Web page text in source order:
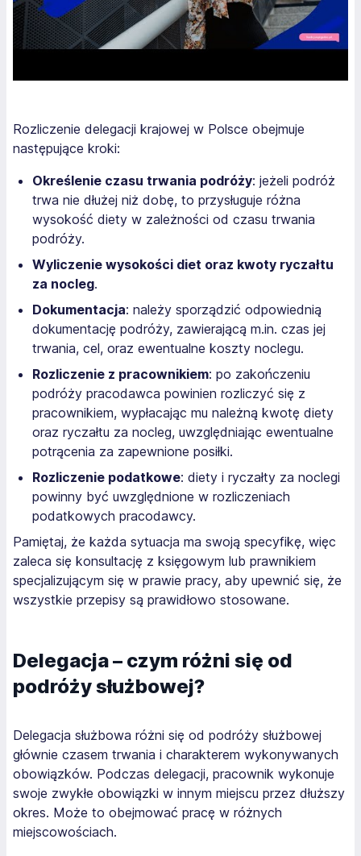
Rozliczenie delegacji krajowej w Polsce obejmuje
następujące kroki:
Określenie czasu trwania podróży: jeżeli podróż
trwa nie dłużej niż dobę, to przysługuje różna
wysokość diety w zależności od czasu trwania
podróży.
Wyliczenie wysokości diet oraz kwoty ryczałtu
za nocleg.
Dokumentacja: należy sporządzić odpowiednią
dokumentację podróży, zawierającą m.in. czas jej
trwania, cel, oraz ewentualne koszty noclegu.
Rozliczenie z pracownikiem: po zakończeniu
podróży pracodawca powinien rozliczyć się z
pracownikiem, wypłacając mu należną kwotę diety
oraz ryczałtu za nocleg, uwzględniając ewentualne
potrącenia za zapewnione posiłki.
Rozliczenie podatkowe: diety i ryczałty za noclegi
powinny być uwzględnione w rozliczeniach
podatkowych pracodawcy.
Pamiętaj, że każda sytuacja ma swoją specyfikę, więc
zaleca się konsultację z księgowym lub prawnikiem
specjalizującym się w prawie pracy, aby upewnić się, że
wszystkie przepisy są prawidłowo stosowane.
Delegacja – czym różni się od
podróży służbowej?
Delegacja służbowa różni się od podróży służbowej
głównie czasem trwania i charakterem wykonywanych
obowiązków. Podczas delegacji, pracownik wykonuje
swoje zwykłe obowiązki w innym miejscu przez dłuższy
okres. Może to obejmować pracę w różnych
miejscowościach.